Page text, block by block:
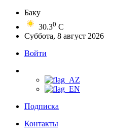
Баку
30.30 C
Суббота, 8 август 2026
Войти
Подписка
Контакты